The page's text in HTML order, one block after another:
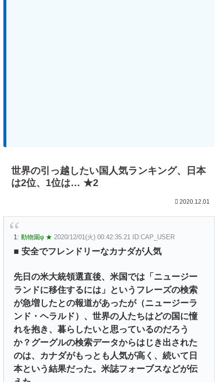
世界の引っ越したい国人気ランキング、日本
は2位、1位は… ★2
2020.12.01
1: 動物園φ ★ 2020/12/01(火) 00:42:35.21 ID:CAP_USER
■ 安全でフレンドリーなカナダが人気
先日の米大統領選直後、米国では「ニュージー
ランドに移住するには」というフレーズの検索
が急増したとの報道があったが（ニュージーラ
ンド・ヘラルド）、世界の人たちはどの国に憧
れを抱き、暮らしたいと思っているのだろう
か？グーグルの検索データからはじき出された
のは、カナダがもっとも人気が高く、続いて日
本という結果だった。米誌フォーブスなどが伝